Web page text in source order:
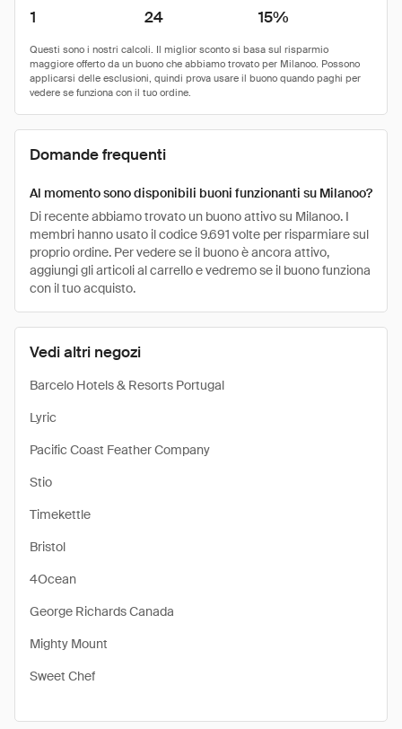
Vedi altri negozi
Barcelo Hotels & Resorts Portugal
Lyric
Pacific Coast Feather Company
Stio
Timekettle
Bristol
4Ocean
George Richards Canada
Mighty Mount
Sweet Chef
1 24 15%
Domande frequenti
Al momento sono disponibili buoni funzionanti su Milanoo?
Di recente abbiamo trovato un buono attivo su Milanoo. I
membri hanno usato il codice 9.691 volte per risparmiare sul
proprio ordine. Per vedere se il buono è ancora attivo,
aggiungi gli articoli al carrello e vedremo se il buono funziona
con il tuo acquisto.